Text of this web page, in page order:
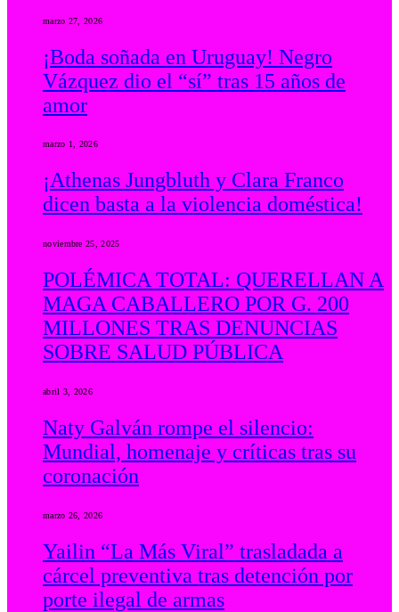
marzo 27, 2026
¡Boda soñada en Uruguay! Negro
Vázquez dio el “sí” tras 15 años de
amor
marzo 1, 2026
¡Athenas Jungbluth y Clara Franco
dicen basta a la violencia doméstica!
noviembre 25, 2025
POLÉMICA TOTAL: QUERELLAN A
MAGA CABALLERO POR G. 200
MILLONES TRAS DENUNCIAS
SOBRE SALUD PÚBLICA
abril 3, 2026
Naty Galván rompe el silencio:
Mundial, homenaje y críticas tras su
coronación
marzo 26, 2026
Yailin “La Más Viral” trasladada a
cárcel preventiva tras detención por
porte ilegal de armas